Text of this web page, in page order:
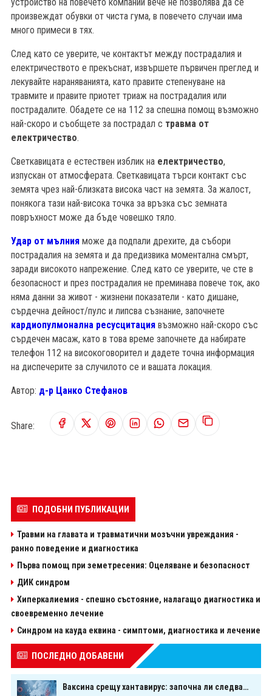
произвеждат обувки от чиста гума, в повечето случаи има
много примеси в тях.
След като се уверите, че контактът между пострадалия и
електричеството е прекъснат, извършете първичен преглед и
лекувайте нараняванията, като правите степенуване на
травмите и правите приотет триаж на пострадалия или
пострадалите. Обадете се на 112 за спешна помощ възможно
най-скоро и съобщете за пострадал с травма от
електричество.
Светкавицата е естествен изблик на електричество,
изпускан от атмосферата. Светкавицата търси контакт със
земята чрез най-близката висока част на земята. За жалост,
понякога тази най-висока точка за връзка със земната
повръхност може да бъде човешко тяло.
Удар от мълнияможе да подпали дрехите, да събори
пострадалия на земята и да предизвика моментална смърт,
заради високото напрежение. След като се уверите, че сте в
безопасност и през пострадалия не преминава повече ток, ако
няма данни за живот - жизнени показатели - като дишане,
сърдечна дейност/пулс и липсва съзнание, започнете
кардиопулмонална ресусцитациявъзможно най-скоро със
сърдечен масаж, като в това време започнете да набирате
телефон 112 на високоговорител и дадете точна информация
на диспечерите за случилото се и вашата локация.
Автор: д-р Цанко Стефанов
Share:
ПОДОБНИ ПУБЛИКАЦИИ
Травми на главата и травматични мозъчни увреждания -
ранно поведение и диагностика
Първа помощ при земетресения: Оцеляване и безопасност
ДИК синдром
Хиперкалиемия - спешно състояние, налагащо диагностика и
своевременно лечение
Синдром на кауда еквина - симптоми, диагностика и лечение
ПОСЛЕДНО ДОБАВЕНИ
Ваксина срещу хантавирус: започна ли следващата голяма надпревара в медицината?